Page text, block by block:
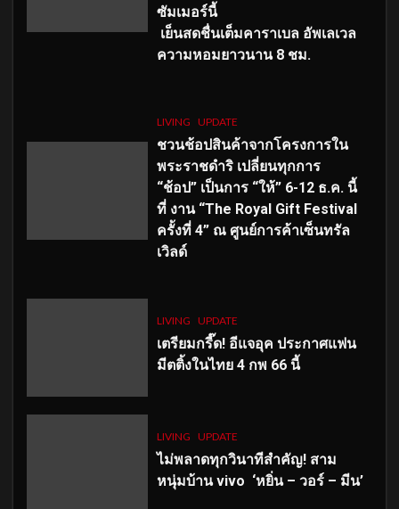
ซัมเมอร์นี้
เย็นสดชื่นเต็มคาราเบล อัพเลเวล
ความหอมยาวนาน 8 ชม.
LIVING UPDATE
ชวนช้อปสินค้าจากโครงการใน
พระราชดำริ เปลี่ยนทุกการ
“ช้อป” เป็นการ “ให้” 6-12 ธ.ค. นี้
ที่ งาน “The Royal Gift Festival
ครั้งที่ 4” ณ ศูนย์การค้าเซ็นทรัล
เวิลด์
LIVING UPDATE
เตรียมกรี๊ด! อีแจอุค ประกาศแฟน
มีตติ้งในไทย 4 กพ 66 นี้
LIVING UPDATE
ไม่พลาดทุกวินาทีสำคัญ! สาม
หนุ่มบ้าน vivo ‘หยิ่น – วอร์ – มีน’